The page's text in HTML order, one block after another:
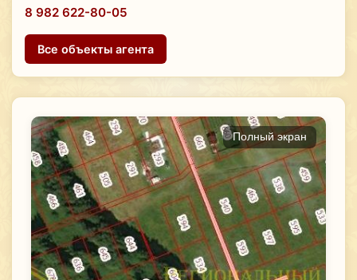
Полный экран
8 982 622-80-05
Все объекты агента